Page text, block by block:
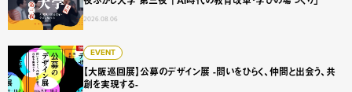
2026.08.06
EVENT
【大阪巡回展】公募のデザイン展 -問いをひらく、仲間と出会う、共
創を実現する-
【大阪巡回展】公募のデザイン展 -問いをひらく、仲間と出